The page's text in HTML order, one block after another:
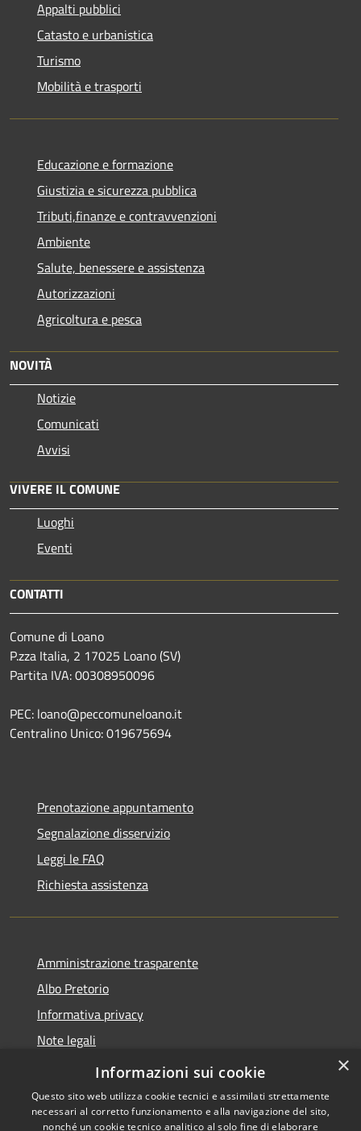
Appalti pubblici
Catasto e urbanistica
Turismo
Mobilità e trasporti
Educazione e formazione
Giustizia e sicurezza pubblica
Tributi,finanze e contravvenzioni
Ambiente
Salute, benessere e assistenza
Autorizzazioni
Agricoltura e pesca
NOVITÀ
Notizie
Comunicati
Avvisi
VIVERE IL COMUNE
Luoghi
Eventi
CONTATTI
Comune di Loano
P.zza Italia, 2 17025 Loano (SV)
Partita IVA: 00308950096
PEC: loano@peccomuneloano.it
Centralino Unico: 019675694
Prenotazione appuntamento
Segnalazione disservizio
Leggi le FAQ
Richiesta assistenza
Amministrazione trasparente
Albo Pretorio
Informativa privacy
Note legali
Dichiarazione di accessibilità
×
Informazioni sui cookie
Questo sito web utilizza cookie tecnici e assimilati strettamente
necessari al corretto funzionamento e alla navigazione del sito,
nonché un cookie tecnico analitico al solo fine di elaborare